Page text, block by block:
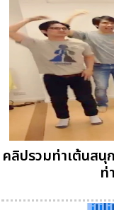
คลิปรวมท่าเต้นส
ท่